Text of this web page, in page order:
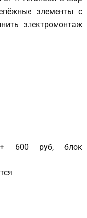
элементы с
электромонтаж
600 руб, блок